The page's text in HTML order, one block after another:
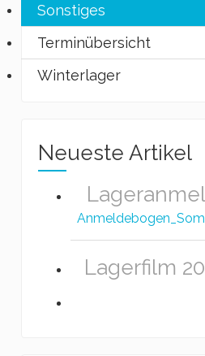
Sonstiges
Terminübersicht
Winterlager
Neueste Artikel
Lagerfilm